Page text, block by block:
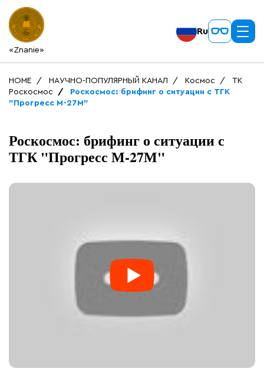
«Znanie»
Ru
HOME НАУЧНО-ПОПУЛЯРНЫЙ КАНАЛ Космос
ТК
Роскосмос
Роскосмос: брифинг о ситуации с ТГК
"Прогресс М-27М"
Роскосмос: брифинг о ситуации с
ТГК "Прогресс М-27М"